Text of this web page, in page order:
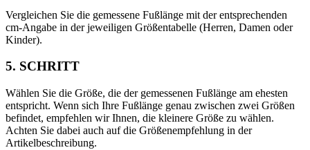
Vergleichen Sie die gemessene Fußlänge mit der entsprechenden
cm-Angabe in der jeweiligen Größentabelle (Herren, Damen oder
Kinder).
5. SCHRITT
Wählen Sie die Größe, die der gemessenen Fußlänge am ehesten
entspricht. Wenn sich Ihre Fußlänge genau zwischen zwei Größen
befindet, empfehlen wir Ihnen, die kleinere Größe zu wählen.
Achten Sie dabei auch auf die Größenempfehlung in der
Artikelbeschreibung.